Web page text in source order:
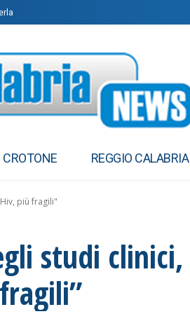
CROTONE REGGIO CALABRIA
più fragili"
studi clinici,